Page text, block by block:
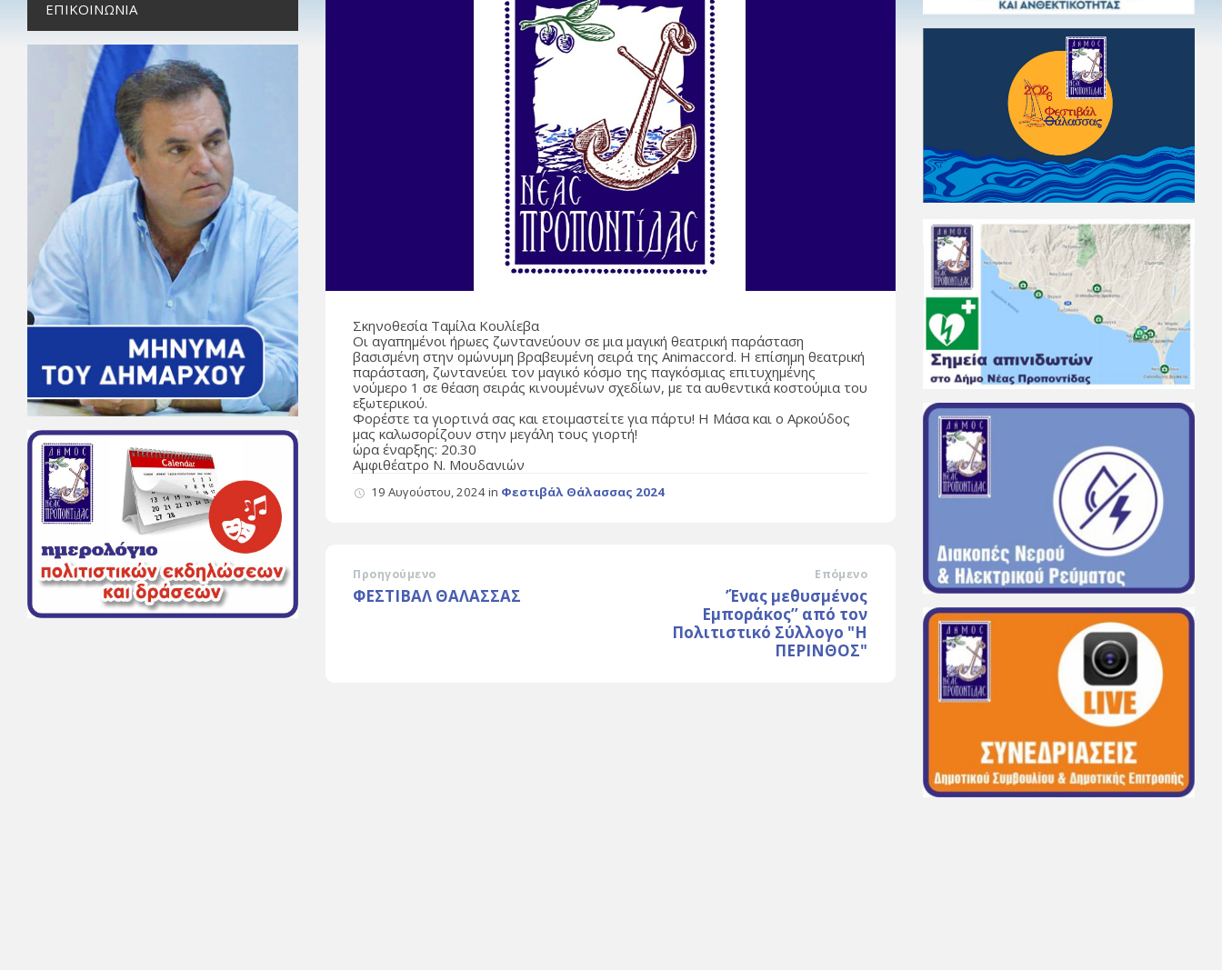
Σκηνοθεσία Ταμίλα Κουλίεβα
Οι αγαπημένοι ήρωες ζωντανεύουν σε μια μαγική θεατρική παράσταση
βασισμένη στην ομώνυμη βραβευμένη σειρά της Animaccord. Η επίσημη θεατρική
παράσταση, ζωντανεύει τον μαγικό κόσμο της παγκόσμιας επιτυχημένης
νούμερο 1 σε θέαση σειράς κινουμένων σχεδίων, με τα αυθεντικά κοστούμια του
εξωτερικού.
Φορέστε τα γιορτινά σας και ετοιμαστείτε για πάρτυ! Η Μάσα και ο Αρκούδος
μας καλωσορίζουν στην μεγάλη τους γιορτή!
ώρα έναρξης: 20.30
Αμφιθέατρο Ν. Μουδανιών
19 Αυγούστου, 2024in Φεστιβάλ Θάλασσας 2024
Προηγούμενο
ΦΕΣΤΙΒΑΛ ΘΑΛΑΣΣΑΣ
Επόμενο
’Ένας μεθυσμένος
Εμποράκος’’ από τον
Πολιτιστικό Σύλλογο "Η
ΠΕΡΙΝΘΟΣ"
ΕΠΙΚΟΙΝΩΝΊΑ